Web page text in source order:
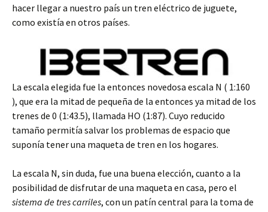
hacer llegar a nuestro país un tren eléctrico de juguete,
como existía en otros países.
La escala elegida fue la entonces novedosa escala N ( 1:160
), que era la mitad de pequeña de la entonces ya mitad de los
trenes de 0 (1:43.5), llamada HO (1:87). Cuyo reducido
tamaño permitía salvar los problemas de espacio que
suponía tener una maqueta de tren en los hogares.
La escala N, sin duda, fue una buena elección, cuanto a la
posibilidad de disfrutar de una maqueta en casa, pero el
sistema de tres carriles, con un patín central para la toma de